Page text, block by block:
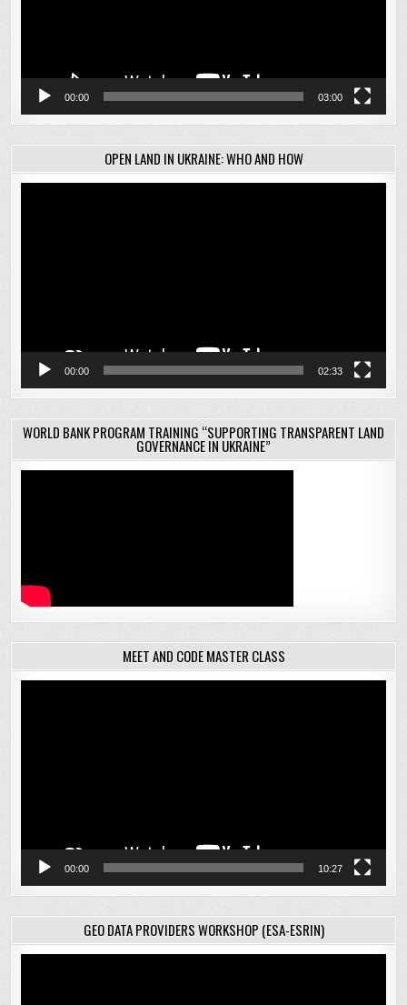
00:00 03:00
OPEN LAND IN UKRAINE: WHO AND HOW
00:00 02:33
WORLD BANK PROGRAM TRAINING “SUPPORTING TRANSPARENT LAND
GOVERNANCE IN UKRAINE”
MEET AND CODE MASTER CLASS
00:00 10:27
GEO DATA PROVIDERS WORKSHOP (ESA-ESRIN)